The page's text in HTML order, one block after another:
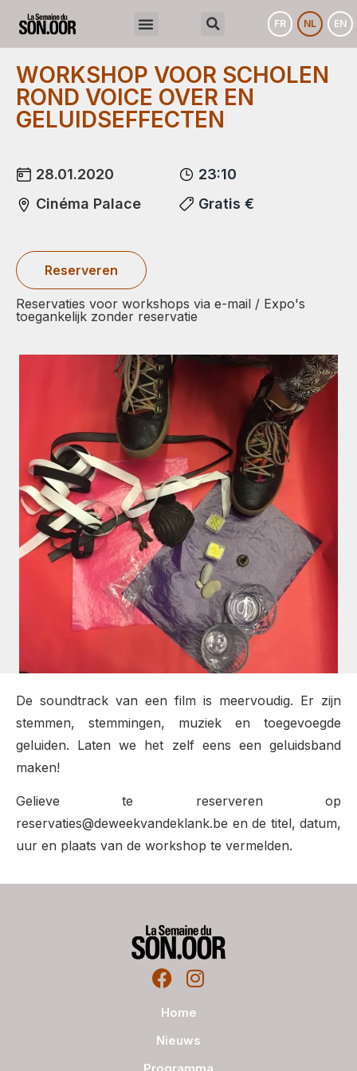
FR NL EN
WORKSHOP VOOR SCHOLEN
ROND VOICE OVER EN
GELUIDSEFFECTEN
28.01.2020
Cinéma Palace
23:10
Gratis €
Reserveren
Reservaties voor workshops via e-mail / Expo's
toegankelijk zonder reservatie
De soundtrack van een film is meervoudig. Er zijn
stemmen, stemmingen, muziek en toegevoegde
geluiden. Laten we het zelf eens een geluidsband
maken!
Gelieve te reserveren op
reservaties@deweekvandeklank.be en de titel, datum,
uur en plaats van de workshop te vermelden.
Home
Nieuws